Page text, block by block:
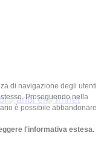
di navigazione degli utenti
Proseguendo nella
è possibile abbandonare
l'informativa estesa.